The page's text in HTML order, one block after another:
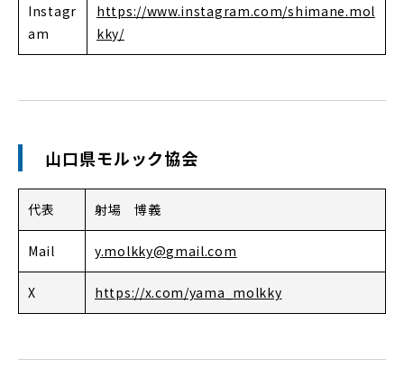
Instagr
am
https://www.instagram.com/shimane.mol
kky/
山口県モルック協会
代表 射場 博義
Mail y.molkky@gmail.com
X https://x.com/yama_molkky